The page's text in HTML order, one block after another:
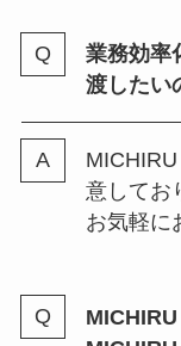
業務効率
渡したい
意してお
お気軽に
MICHIRU